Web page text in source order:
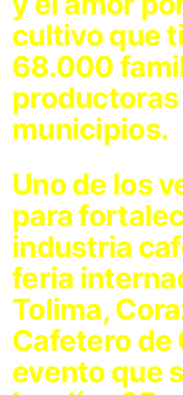
cultivo que
68.000
municipios.
Uno de los
para
industria
feria
Tolima,
Cafetero de
evento que